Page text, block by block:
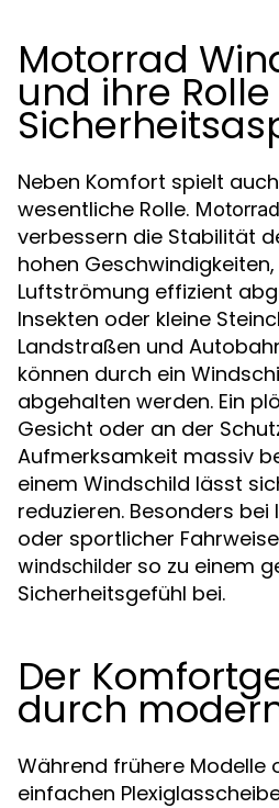
Motorrad
und ihre
Neben Komfort spielt
wesentliche Rolle.
verbessern die Stabilität
hohen
Luftströmung effizient
Insekten oder kleine
Landstraßen und
können durch ein
abgehalten werden. Ein
Gesicht oder an der
Aufmerksamkeit massiv
einem Windschild lässt
reduzieren. Besonders
oder sportlicher
windschilder so zu einem
Sicherheitsgefühl bei.
Der
durch
Während frühere Modelle
einfachen